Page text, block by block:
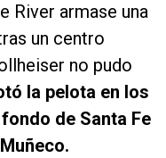
River armase una
un centro
no pudo
la pelota en los
de Santa Fe